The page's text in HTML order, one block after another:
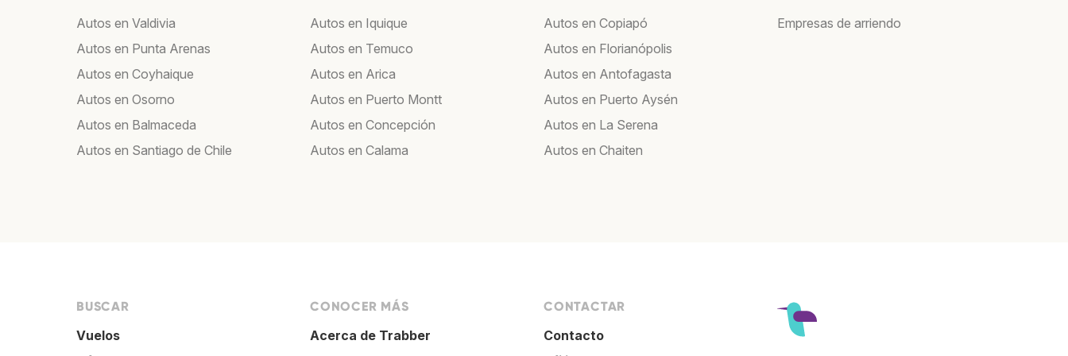
Autos en Valdivia
Autos en Punta Arenas
Autos en Coyhaique
Autos en Osorno
Autos en Balmaceda
Autos en Santiago de Chile
Autos en Iquique
Autos en Temuco
Autos en Arica
Autos en Puerto Montt
Autos en Concepción
Autos en Calama
Autos en Copiapó
Autos en Florianópolis
Autos en Antofagasta
Autos en Puerto Aysén
Autos en La Serena
Autos en Chaiten
Empresas de arriendo
BUSCAR
Vuelos
CONOCER MÁS
Acerca de Trabber
CONTACTAR
Contacto